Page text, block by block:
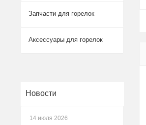
Запчасти для горелок
Аксессуары для горелок
Новости
14 июля 2026